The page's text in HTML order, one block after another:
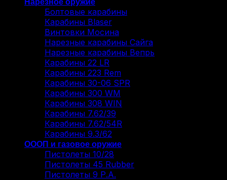
Болтовые карабины
Карабины Blaser
Винтовки Мосина
Нарезные карабины Сайга
Нарезные карабины Вепрь
Карабины 22 LR
Карабины 223 Rem
Карабины 30-06 SPR
Карабины 300 WM
Карабины 308 WIN
Карабины 7.62/39
Карабины 7.62/54R
Карабины 9.3/62
ОООП и газовое оружие
Пистолеты 10/28
Пистолеты 45 Rubber
Пистолеты 9 Р.А.